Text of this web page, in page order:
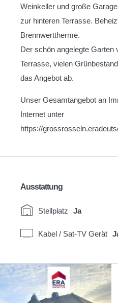
Weinkeller und große
zur hinteren Terrasse.
Brennwerttherme.
Der schön angelegte Garten
Terrasse, vielen
das Angebot ab.
Unser Gesamtangebot an
Internet unter
https://
Ausstattung
Stellplatz Ja
Kabel / Sat-TV Gerät